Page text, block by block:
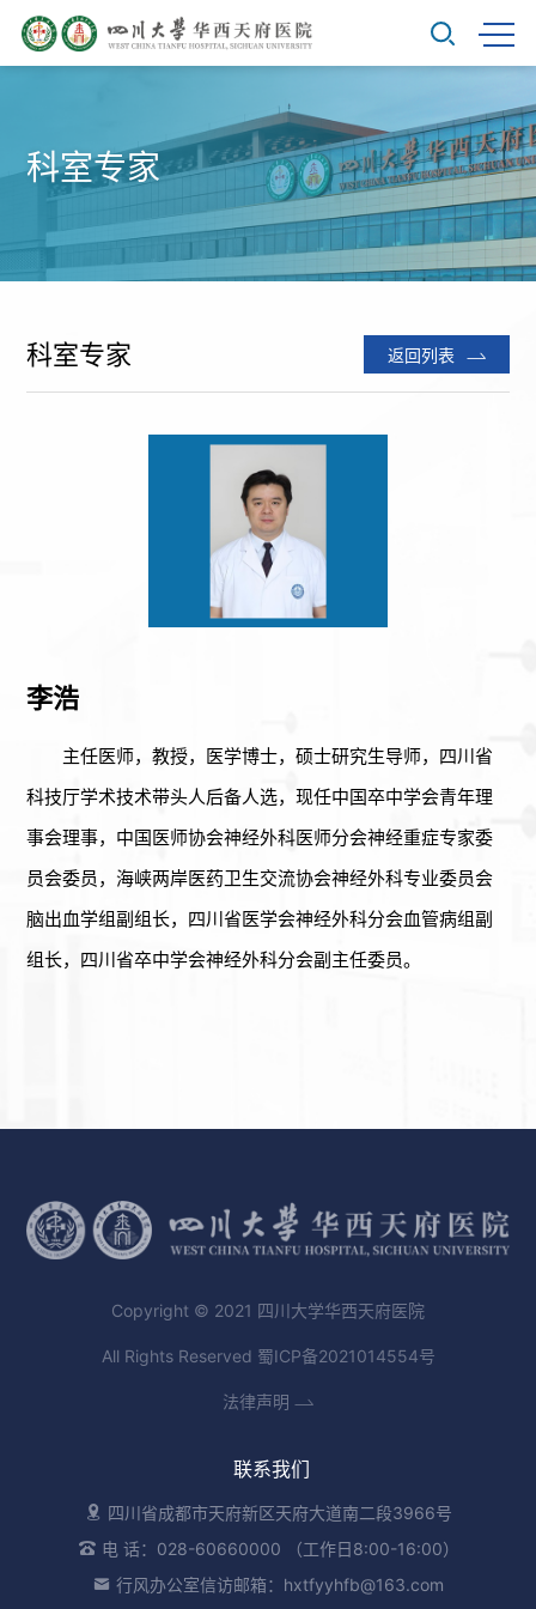
科室专家
科室专家 返回列表
李浩
主任医师，教授，医学博士，硕士研究生导师，四川省
科技厅学术技术带头人后备人选，现任中国卒中学会青年理
事会理事，中国医师协会神经外科医师分会神经重症专家委
员会委员，海峡两岸医药卫生交流协会神经外科专业委员会
脑出血学组副组长，四川省医学会神经外科分会血管病组副
组长，四川省卒中学会神经外科分会副主任委员。
Copyright © 2021 四川大学华西天府医院
All Rights Reserved 蜀ICP备2021014554号
法律声明
联系我们
四川省成都市天府新区天府大道南二段3966号
电 话：028-60660000 （工作日8:00-16:00）
行风办公室信访邮箱：hxtfyyhfb@163.com